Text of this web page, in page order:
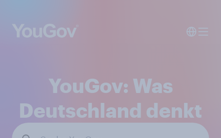
YouGov: Was
Deutschland denkt